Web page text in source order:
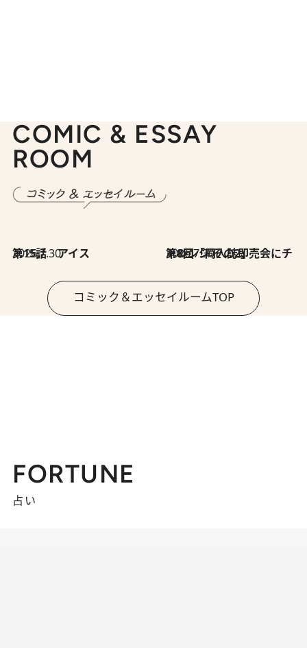
COMIC & ESSAY
ROOM
2026.7.30
第15話 アイス 2026.7.30
第8回「同人誌即売会にチャレンジ その2」
コミック＆エッセイルームTOP
FORTUNE
占い